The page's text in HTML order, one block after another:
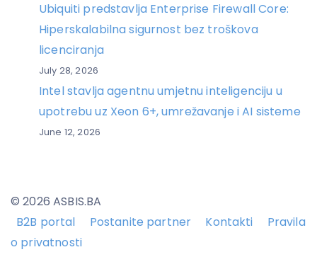
Ubiquiti predstavlja Enterprise Firewall Core:
Hiperskalabilna sigurnost bez troškova
licenciranja
July 28, 2026
Intel stavlja agentnu umjetnu inteligenciju u
upotrebu uz Xeon 6+, umrežavanje i AI sisteme
June 12, 2026
© 2026 ASBIS.BA
B2B portal
Postanite partner Kontakti
Pravila
o privatnosti